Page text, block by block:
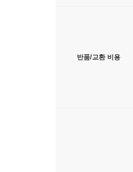
더불어 작가는 모네
파 화가들의 열정을
반품/교환 비용